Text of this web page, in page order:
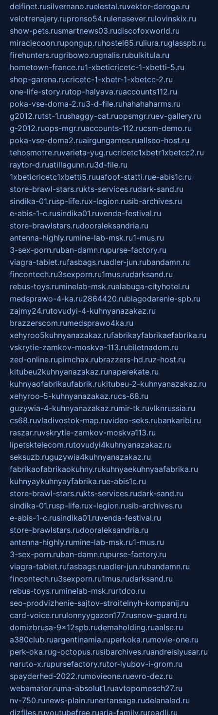
delfinet.rusilvernano.ruelestal.ruvektor-doroga.ru
velotrenajery.rupronso54.rulenasever.rulovinskix.ru
show-pets.rusmartnews03.rudiscofoxworld.ru
miraclecoon.rupongup.ruhostel65.ruliura.ruglasspb.ru
firehunters.rugribowo.rugnalis.rubulkitula.ru
hometown-france.ru1-xbeticricetc-1-xbetti-5.ru
shop-garena.rucricetc-1-xbetr-1-xbetcc-2.ru
one-life-story.rutop-halyava.ruaccounts112.ru
poka-vse-doma-2.ru3-d-file.ruhahahaharms.ru
g2012.rutst-1.rushaggy-cat.ruopsmgr.ruev-gallery.ru
g-2012.ruops-mgr.ruaccounts-112.rucsm-demo.ru
poka-vse-doma2.ruairgungames.ruallseo-host.ru
tehosmotre.ruvarieta-yug.rucricetc1xbetr1xbetcc2.ru
raytor-d.ruatillagunn.ru3d-file.ru
1xbeticricetc1xbetti5.ruuafoot-statti.rue-abis1c.ru
store-brawl-stars.rukts-services.rudark-sand.ru
sindika-01.rusp-life.rux-legion.rusib-archives.ru
e-abis-1-c.rusindika01.ruvenda-festival.ru
store-brawlstars.rudooraleksandria.ru
antenna-highly.rumine-lab-msk.ru1-mus.ru
3-sex-porn.ruban-damn.rupurse-factory.ru
viagra-tablet.rufasbags.ruadler-jun.rubandamn.ru
fincontech.ru3sexporn.ru1mus.rudarksand.ru
rebus-toys.ruminelab-msk.rualabuga-cityhotel.ru
medsprawo-4-ka.ru2864420.rublagodarenie-spb.ru
zajmy24.rutovudyi-4-kuhnyanazakaz.ru
brazzerscom.rumedsprawo4ka.ru
xehyroo5kuhnyanazakaz.rufabrikayfabrikaefabrika.ru
vskrytie-zamkov-moskva-113.rubiletnadom.ru
zed-online.rupimchax.rubrazzers-hd.ruz-host.ru
kitubeu2kuhnyanazakaz.runaperekate.ru
kuhnyaofabrikaufabrik.rukitubeu-2-kuhnyanazakaz.ru
xehyroo-5-kuhnyanazakaz.rucs-68.ru
guzywia-4-kuhnyanazakaz.rumir-tk.ruvlknrussia.ru
cs68.ruvladivostok-map.ruvideo-seks.rubankaribi.ru
raszar.ruvskrytie-zamkov-moskva113.ru
lipetsktelecom.rutovudyi4kuhnyanazakaz.ru
seksuzb.ruguzywia4kuhnyanazakaz.ru
fabrikaofabrikaokuhny.rukuhnyaekuhnyaafabrika.ru
kuhnyaykuhnyayfabrika.rue-abis1c.ru
store-brawl-stars.rukts-services.rudark-sand.ru
sindika-01.rusp-life.rux-legion.rusib-archives.ru
e-abis-1-c.rusindika01.ruvenda-festival.ru
store-brawlstars.rudooraleksandria.ru
antenna-highly.rumine-lab-msk.ru1-mus.ru
3-sex-porn.ruban-damn.rupurse-factory.ru
viagra-tablet.rufasbags.ruadler-jun.rubandamn.ru
fincontech.ru3sexporn.ru1mus.rudarksand.ru
rebus-toys.ruminelab-msk.rurtdco.ru
seo-prodvizhenie-sajtov-stroitelnyh-kompanij.ru
card-voice.rurulonnyygazon177.rusnow-guard.ru
domizbrusa-9x12spb.rudemaholding.ruaalse.ru
a380club.ruargentinamia.ruperkoka.rumovie-one.ru
perk-oka.rug-octopus.rusibarchives.ruandreislyusar.ru
naruto-x.rupursefactory.rutor-lyubov-i-grom.ru
spayderhed-2022.rumovieone.ruevro-dez.ru
webamator.ruma-absolut1.ruavtopomosch27.ru
nv-750.runews-plain.runertansaga.rudelanalad.ru
dizfiles.ruyoutubefree.ruaria-family.ruroadli.ru